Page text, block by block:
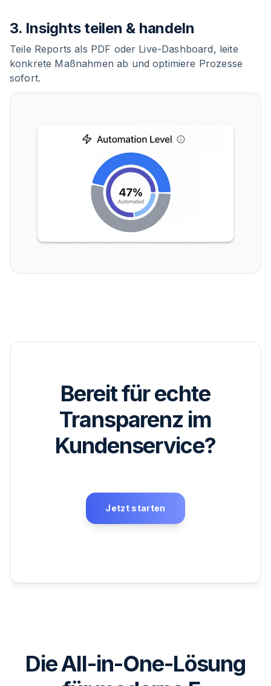
3. Insights teilen & handeln
Teile Reports als PDF oder Live-Dashboard, leite
konkrete Maßnahmen ab und optimiere Prozesse
sofort.
Bereit für echte
Transparenz im
Kundenservice?
Jetzt starten
Die All-in-One-Lösung